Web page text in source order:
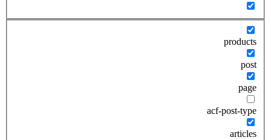
products
post
page
acf-post-type
articles